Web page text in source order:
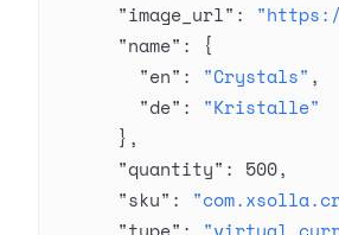
      "image_url"
:
      "name"
: {
        "en"
: "Crystals" ,
        "de"
: "Kristalle"
      },
      "quantity"
: 500,
      "sku"
: